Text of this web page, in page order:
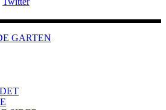
GARTEN